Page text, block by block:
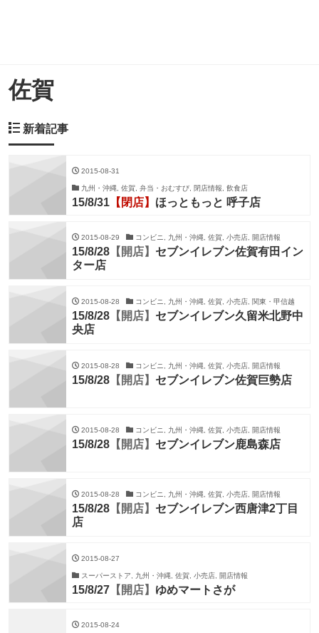
佐賀
新着記事
2015-08-31
九州・沖縄, 佐賀, 弁当・おむすび, 閉店情報, 飲食店
15/8/31 【閉店】 ほっともっと 呼子店
2015-08-29 コンビニ, 九州・沖縄, 佐賀, 小売店, 開店情報
15/8/28 【開店】 セブンイレブン佐賀有田イン
ター店
2015-08-28 コンビニ, 九州・沖縄, 佐賀, 小売店, 関東・甲信越
15/8/28 【開店】 セブンイレブン久留米北野中
央店
2015-08-28 コンビニ, 九州・沖縄, 佐賀, 小売店, 開店情報
15/8/28 【開店】 セブンイレブン佐賀巨勢店
2015-08-28 コンビニ, 九州・沖縄, 佐賀, 小売店, 開店情報
15/8/28 【開店】 セブンイレブン鹿島森店
2015-08-28 コンビニ, 九州・沖縄, 佐賀, 小売店, 開店情報
15/8/28 【開店】 セブンイレブン西唐津2丁目
店
2015-08-27
スーパーストア, 九州・沖縄, 佐賀, 小売店, 開店情報
15/8/27 【開店】 ゆめマートさが
2015-08-24